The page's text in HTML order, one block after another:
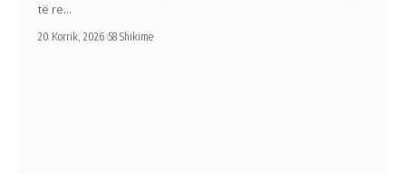
të re…
20 Korrik, 2026 58 Shikime